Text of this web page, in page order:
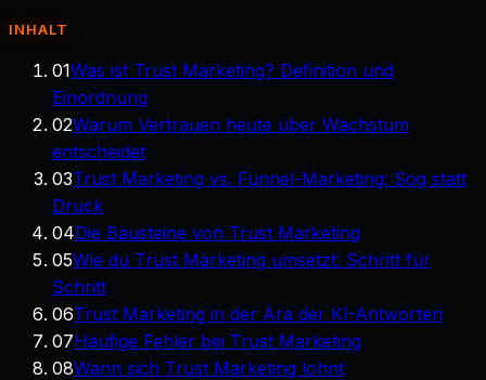
INHALT
01Was ist Trust Marketing? Definition und
Einordnung
02Warum Vertrauen heute über Wachstum
entscheidet
03Trust Marketing vs. Funnel-Marketing: Sog statt
Druck
04Die Bausteine von Trust Marketing
05Wie du Trust Marketing umsetzt: Schritt für
Schritt
06Trust Marketing in der Ära der KI-Antworten
07Häufige Fehler bei Trust Marketing
08Wann sich Trust Marketing lohnt